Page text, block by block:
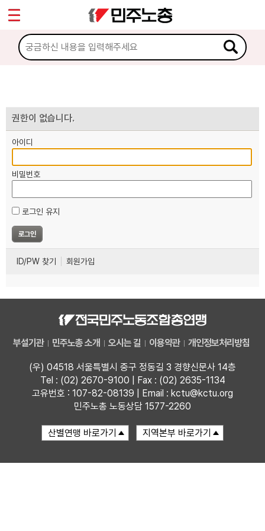
권한이 없습니다.
아이디
비밀번호
로그인 유지
ID/PW 찾기 회원가입
부설기관 민주노총 소개 오시는 길 이용약관 개인정보처리방침
(우) 04518 서울특별시 중구 정동길 3 경향신문사 14층
Tel : (02) 2670-9100 | Fax : (02) 2635-1134
고유번호 : 107-82-08139 | Email : kctu@kctu.org
민주노총 노동상담 1577-2260
마이페이지
소개
노동상담
자료
부설기관
업무